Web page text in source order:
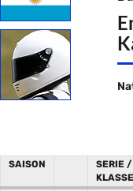
SAISON
SERIE /
KLASSE